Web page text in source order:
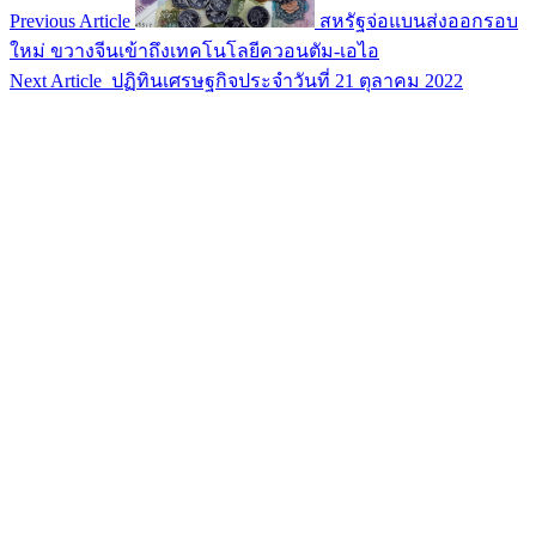
Previous Article
สหรัฐจ่อแบนส่งออกรอบ
ใหม่ ขวางจีนเข้าถึงเทคโนโลยีควอนตัม-เอไอ
Next Article ปฏิทินเศรษฐกิจประจำวันที่ 21 ตุลาคม 2022